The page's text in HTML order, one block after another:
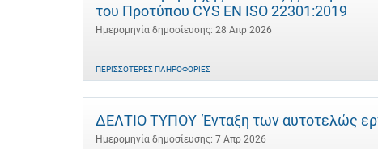
του Προτύπου CYS EN ISO 22301:2019
Ημερομηνία δημοσίευσης: 28 Απρ 2026
ΠΕΡΙΣΣΌΤΕΡΕΣ ΠΛΗΡΟΦΟΡΊΕΣ
ΔΕΛΤΙΟ ΤΥΠΟΥ Ένταξη των αυτοτελώς
Ημερομηνία δημοσίευσης: 7 Απρ 2026